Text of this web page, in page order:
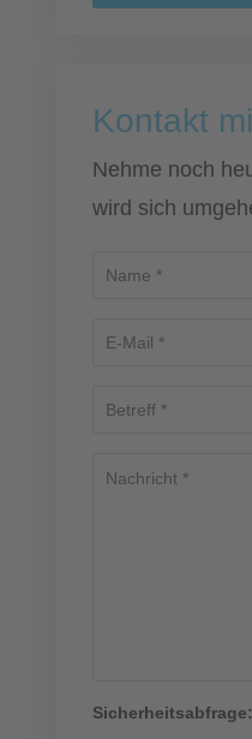
Kontakt
Nehme noch
wird sich
Sicherheitsabfrage: